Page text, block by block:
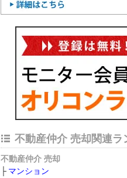
不動産仲介 売却関連ラ
不動産仲介 売却
マンション